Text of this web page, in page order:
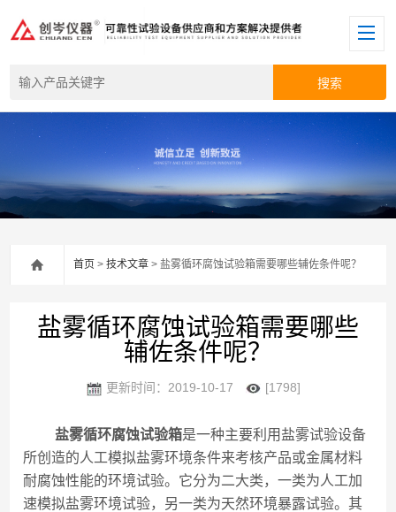
首页 >技术文章 > 盐雾循环腐蚀试验箱需要哪些辅佐条件呢？
盐雾循环腐蚀试验箱需要哪些
辅佐条件呢？
更新时间：2019-10-17 [1798]
盐雾循环腐蚀试验箱是一种主要利用盐雾试验设备
所创造的人工模拟盐雾环境条件来考核产品或金属材料
耐腐蚀性能的环境试验。它分为二大类，一类为人工加
速模拟盐雾环境试验，另一类为天然环境暴露试验。其